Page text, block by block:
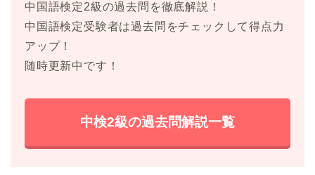
中国語検定2級の過去問を徹底解説！
中国語検定受験者は過去問をチェックして得点力
アップ！
随時更新中です！
中検2級の過去問解説一覧